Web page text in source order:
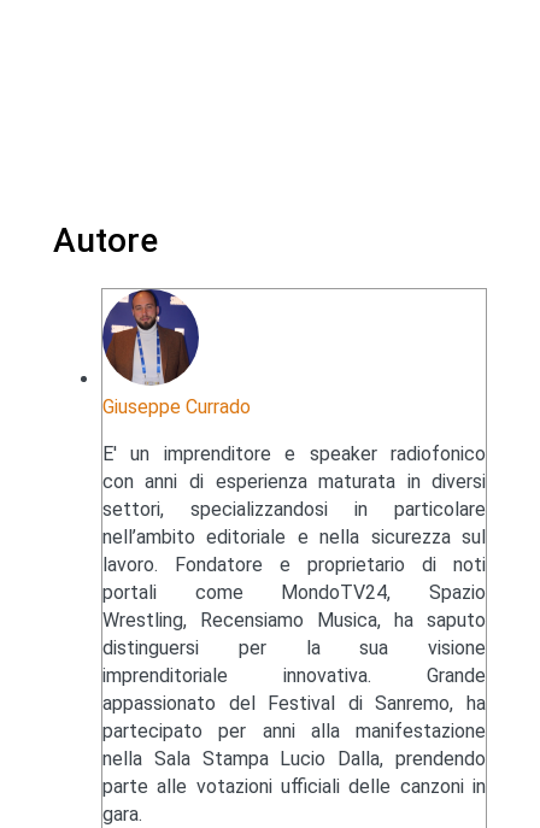
Autore
Giuseppe Currado
E' un imprenditore e speaker radiofonico
con anni di esperienza maturata in diversi
settori, specializzandosi in particolare
nell’ambito editoriale e nella sicurezza sul
lavoro. Fondatore e proprietario di noti
portali come MondoTV24, Spazio
Wrestling, Recensiamo Musica, ha saputo
distinguersi per la sua visione
imprenditoriale innovativa. Grande
appassionato del Festival di Sanremo, ha
partecipato per anni alla manifestazione
nella Sala Stampa Lucio Dalla, prendendo
parte alle votazioni ufficiali delle canzoni in
gara.